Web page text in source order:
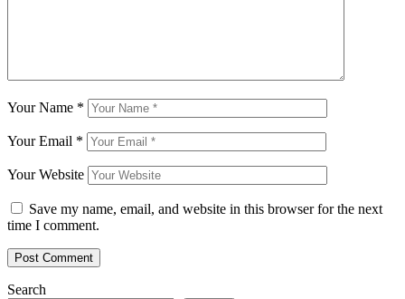
Your Name *
Your Email *
Your Website
Save my name, email, and website in this browser for the next
time I comment.
Search